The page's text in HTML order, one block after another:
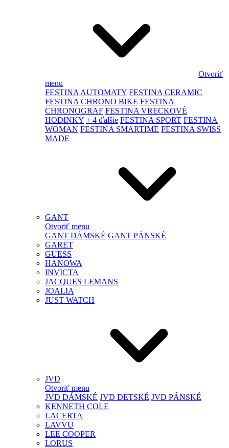
Otvoriť
menu
FESTINA AUTOMATY FESTINA CERAMIC
FESTINA CHRONO BIKE FESTINA
CHRONOGRAF FESTINA VRECKOVÉ
HODINKY + 4 ďalšie FESTINA SPORT FESTINA
WOMAN FESTINA SMARTIME FESTINA SWISS
MADE
GANT
Otvoriť menu
GANT DÁMSKÉ GANT PÁNSKÉ
GARET
GUESS
HANOWA
INVICTA
JACQUES LEMANS
JOALIA
JUST WATCH
JVD
Otvoriť menu
JVD DÁMSKÉ JVD DETSKÉ JVD PÁNSKÉ
KENNETH COLE
LACERTA
LAVVU
LEE COOPER
LORUS